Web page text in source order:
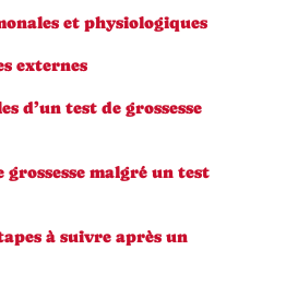
et physiologiques
externes
d’un test de grossesse
grossesse malgré un test
à suivre après un